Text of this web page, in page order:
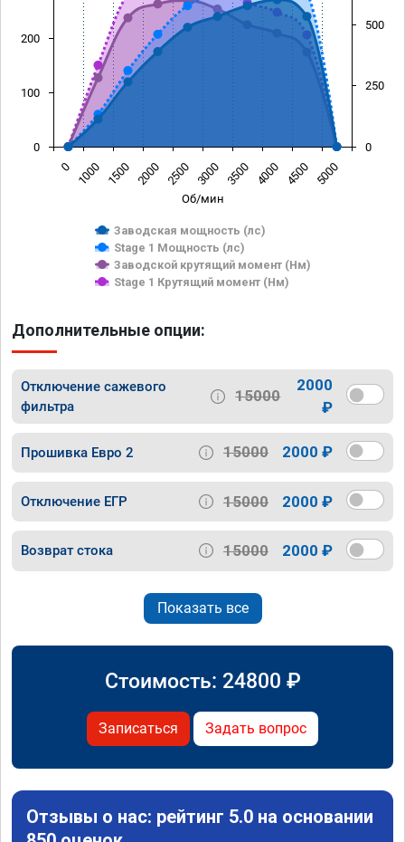
Об/мин
Заводская мощность (лс)
Stage 1 Мощность (лс)
Заводской крутящий момент (Нм)
Stage 1 Крутящий момент (Нм)
0 1000 1500 2000 2500 3000 3500 4000 4500 5000
0
100
200
0
250
500
Дополнительные опции:
Отключение сажевого
фильтра
15000
2000
₽
Прошивка Евро 2 15000 2000 ₽
Отключение ЕГР 15000 2000 ₽
Возврат стока 15000 2000 ₽
Показать все
Стоимость: 24800 ₽
Записаться Задать вопрос
Отзывы о нас: рейтинг 5.0 на основании